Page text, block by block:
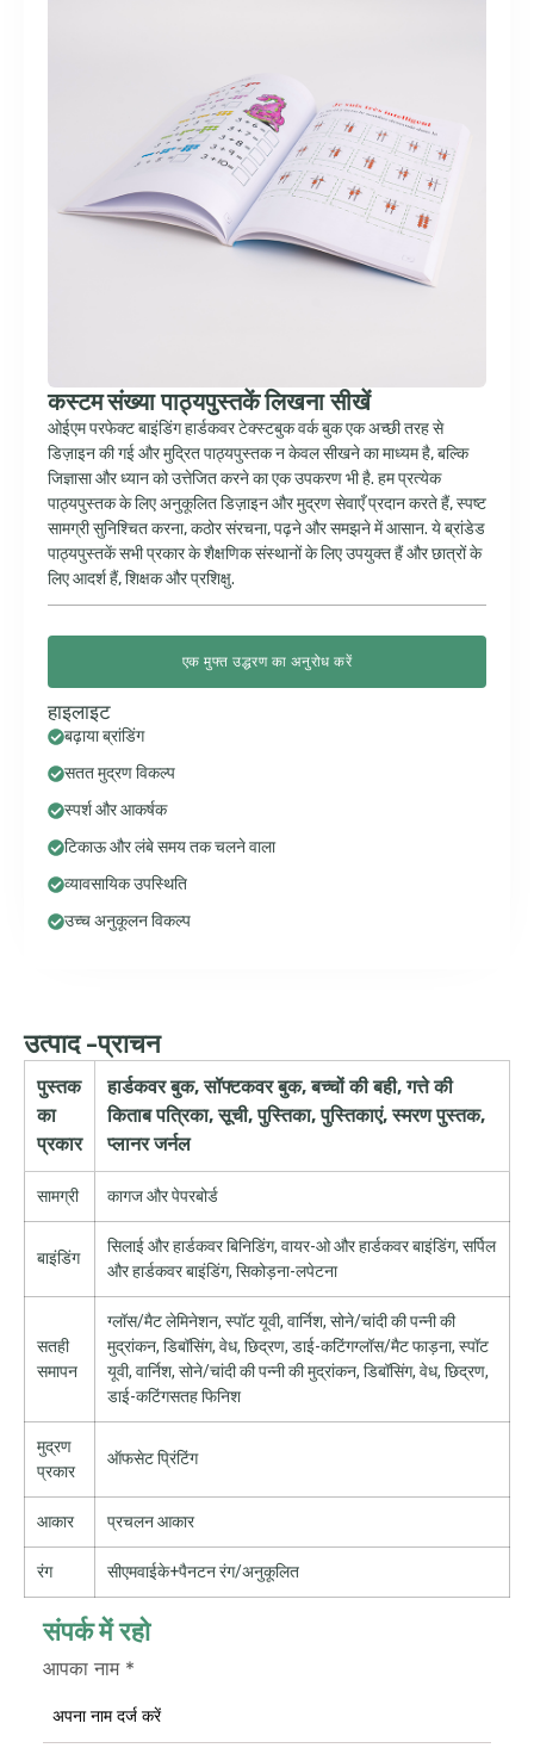
कस्टम संख्या पाठ्यपुस्तकें लिखना सीखें
ओईएम परफेक्ट बाइंडिंग हार्डकवर टेक्स्टबुक वर्क बुक एक अच्छी तरह से
डिज़ाइन की गई और मुद्रित पाठ्यपुस्तक न केवल सीखने का माध्यम है, बल्कि
जिज्ञासा और ध्यान को उत्तेजित करने का एक उपकरण भी है. हम प्रत्येक
पाठ्यपुस्तक के लिए अनुकूलित डिज़ाइन और मुद्रण सेवाएँ प्रदान करते हैं, स्पष्ट
सामग्री सुनिश्चित करना, कठोर संरचना, पढ़ने और समझने में आसान. ये ब्रांडेड
पाठ्यपुस्तकें सभी प्रकार के शैक्षणिक संस्थानों के लिए उपयुक्त हैं और छात्रों के
लिए आदर्श हैं, शिक्षक और प्रशिक्षु.
एक मुफ्त उद्धरण का अनुरोध करें
हाइलाइट
बढ़ाया ब्रांडिंग
सतत मुद्रण विकल्प
स्पर्श और आकर्षक
टिकाऊ और लंबे समय तक चलने वाला
व्यावसायिक उपस्थिति
उच्च अनुकूलन विकल्प
उत्पाद -प्राचन
पुस्तक
का
प्रकार
हार्डकवर बुक, सॉफ्टकवर बुक, बच्चों की बही, गत्ते की
किताब पत्रिका, सूची, पुस्तिका, पुस्तिकाएं, स्मरण पुस्तक,
प्लानर जर्नल
सामग्री कागज और पेपरबोर्ड
बाइंडिंग
सिलाई और हार्डकवर बिनिडिंग, वायर-ओ और हार्डकवर बाइंडिंग, सर्पिल
और हार्डकवर बाइंडिंग, सिकोड़ना-लपेटना
सतही
समापन
ग्लॉस/मैट लेमिनेशन, स्पॉट यूवी, वार्निश, सोने/चांदी की पन्नी की
मुद्रांकन, डिबॉसिंग, वेध, छिद्रण, डाई-कटिंगग्लॉस/मैट फाड़ना, स्पॉट
यूवी, वार्निश, सोने/चांदी की पन्नी की मुद्रांकन, डिबॉसिंग, वेध, छिद्रण,
डाई-कटिंगसतह फिनिश
मुद्रण
प्रकार
ऑफसेट प्रिंटिंग
आकार प्रचलन आकार
रंग सीएमवाईके+पैनटन रंग/अनुकूलित
संपर्क में रहो
आपका नाम *